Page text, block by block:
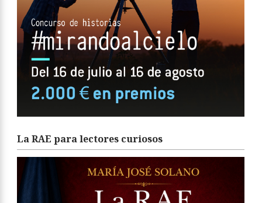
La RAE para lectores curiosos